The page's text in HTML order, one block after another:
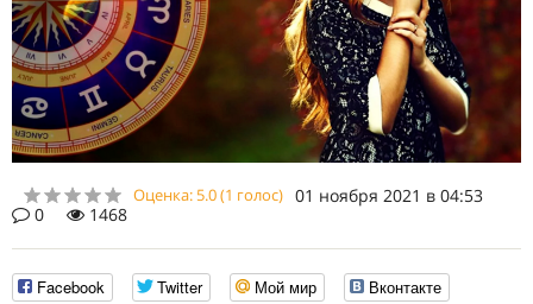
Оценка:5.0(1 голос) 01 ноября 2021 в 04:53
0
1468
Facebook Twitter Мой мир
Вконтакте